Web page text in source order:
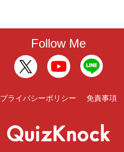
Follow Me
プライバシーポリシー 免責事項